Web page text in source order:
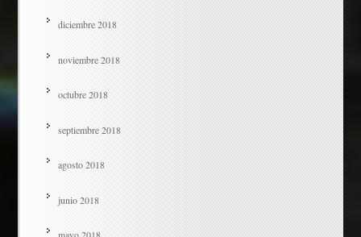
diciembre 2018
noviembre 2018
octubre 2018
septiembre 2018
agosto 2018
junio 2018